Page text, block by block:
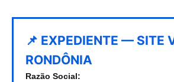
📌 EXPEDIENTE — SITE
RONDÔNIA
Razão Social: